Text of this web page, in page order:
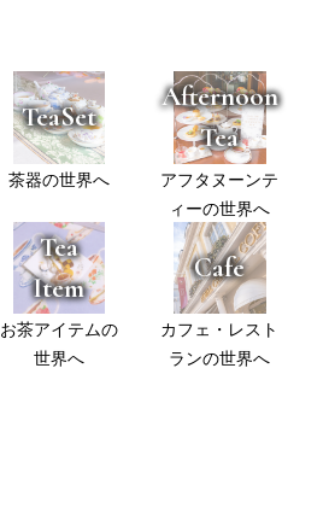
TeaSet
茶器の世界へ
Afternoon
Tea
アフタヌーンテ
ィーの世界へ
Tea
Item
お茶アイテムの
世界へ
Cafe
カフェ・レスト
ランの世界へ